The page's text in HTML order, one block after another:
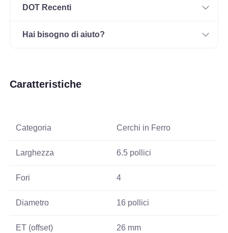
DOT Recenti
Hai bisogno di aiuto?
Caratteristiche
Categoria Cerchi in Ferro
Larghezza 6.5 pollici
Fori 4
Diametro 16 pollici
ET (offset) 26 mm